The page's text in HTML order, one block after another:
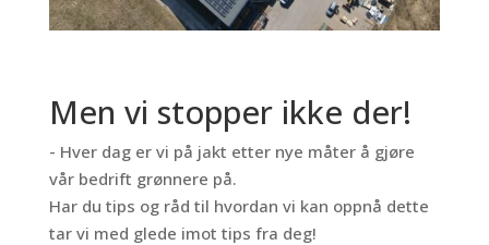
Men vi stopper ikke der!
- Hver dag er vi på jakt etter nye måter å gjøre
vår bedrift grønnere på.
Har du tips og råd til hvordan vi kan oppnå dette
tar vi med glede imot tips fra deg!